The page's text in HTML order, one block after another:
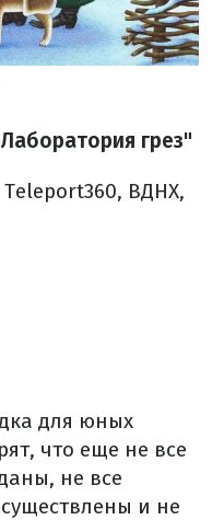
грез"
Teleport360, ВДНХ,
для юных
что еще не все
не все
и не